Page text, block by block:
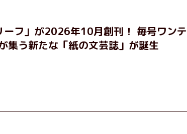
フ」が2026年10月創刊！ 毎号ワンテ
集う新たな「紙の文芸誌」が誕生